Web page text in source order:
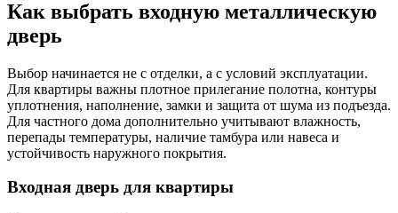
Как выбрать входную металлическую
дверь
Выбор начинается не с отделки, а с условий эксплуатации.
Для квартиры важны плотное прилегание полотна, контуры
уплотнения, наполнение, замки и защита от шума из подъезда.
Для частного дома дополнительно учитывают влажность,
перепады температуры, наличие тамбура или навеса и
устойчивость наружного покрытия.
Входная дверь для квартиры